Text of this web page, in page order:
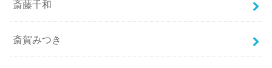
斎藤千和
斎賀みつき